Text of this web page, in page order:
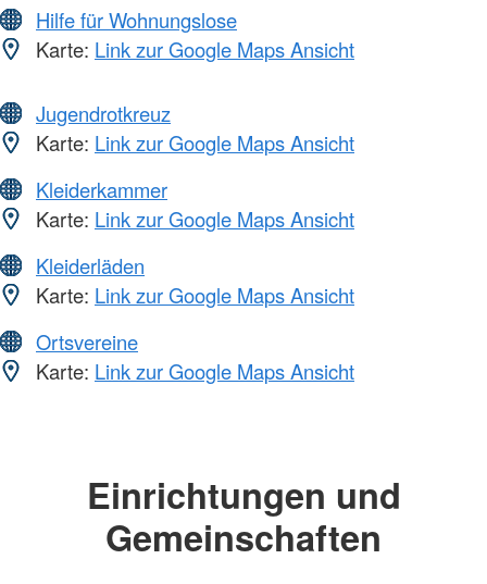
Hilfe für Wohnungslose
Karte: Link zur Google Maps Ansicht
Jugendrotkreuz
Karte: Link zur Google Maps Ansicht
Kleiderkammer
Karte: Link zur Google Maps Ansicht
Kleiderläden
Karte: Link zur Google Maps Ansicht
Ortsvereine
Karte: Link zur Google Maps Ansicht
Einrichtungen und
Gemeinschaften